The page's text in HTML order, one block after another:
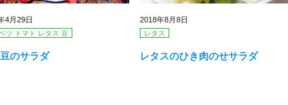
4月29日
ツ トマト レタス 豆
のサラダ
2018年8月8日
レタス
レタスのひき肉のせサラダ